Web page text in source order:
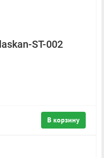
ST-002
В корзину